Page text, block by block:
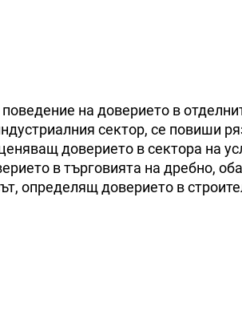
на доверието в
сектор, се повиши
доверието в сектора на
в търговията на дребно,
определящ доверието в